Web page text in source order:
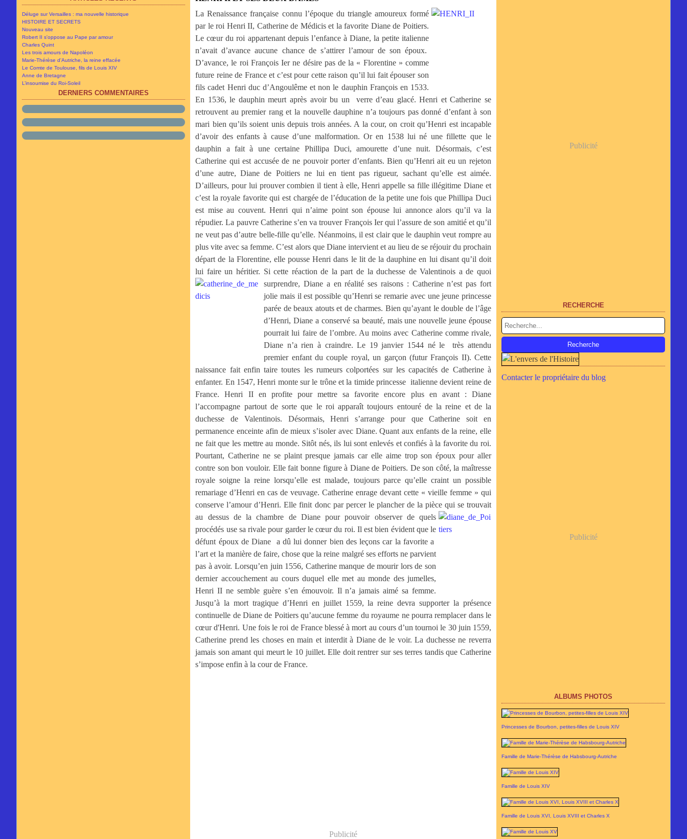
Avril(5)
(11)
Février (5)
Janvier
Novembre(8)
Octobre (13)
Septembre(34)
(13)
Juillet
(19)
Juin (59)
Déluge sur Versailles : ma nouvelle historique
HISTOIRE ET SECRETS
Nouveau site
Robert II s'oppose au Pape par amour
Charles Quint
Les trois amours de Napoléon
Marie-Thérèse d'Autriche, la reine effacée
Le Comte de Toulouse, fils de Louis XIV
Anne de Bretagne
L’insoumise du Roi-Soleil
DERNIERS COMMENTAIRES
La Renaissance française connu l’époque du triangle amoureux formé
par le roi Henri II, Catherine de Médicis et la favorite Diane de Poitiers.
Le cœur du roi appartenant depuis l’enfance à Diane, la petite italienne
n’avait d’avance aucune chance de s’attirer l’amour de son époux.
D’avance, le roi François Ier ne désire pas de la « Florentine » comme
future reine de France et c’est pour cette raison qu’il lui fait épouser son
fils cadet Henri duc d’Angoulême et non le dauphin François en 1533.
En 1536, le dauphin meurt après avoir bu un
verre d’eau glacé. Henri et Catherine se
retrouvent au premier rang et la nouvelle dauphine n’a toujours pas donné d’enfant à son
mari bien qu’ils soient unis depuis trois années. A la cour, on croit qu’Henri est incapable
d’avoir des enfants à cause d’une malformation. Or en 1538 lui né une fillette que le
dauphin a fait à une certaine Phillipa Duci, amourette d’une nuit. Désormais, c’est
Catherine qui est accusée de ne pouvoir porter d’enfants. Bien qu’Henri ait eu un rejeton
d’une autre, Diane de Poitiers ne lui en tient pas rigueur, sachant qu’elle est aimée.
D’ailleurs, pour lui prouver combien il tient à elle, Henri appelle sa fille illégitime Diane et
c’est la royale favorite qui est chargée de l’éducation de la petite une fois que Phillipa Duci
est mise au couvent. Henri qui n’aime point son épouse lui annonce alors qu’il va la
répudier. La pauvre Catherine s’en va trouver François Ier qui l’assure de son amitié et qu’il
ne veut pas d’autre belle-fille qu’elle. Néanmoins, il est clair que le dauphin veut rompre au
plus vite avec sa femme. C’est alors que Diane intervient et au lieu de se réjouir du prochain
départ de la Florentine, elle pousse Henri dans le lit de la dauphine en lui disant qu’il doit
lui faire un héritier. Si cette réaction de la part de la duchesse de Valentinois a de quoi
surprendre, Diane a en réalité ses raisons : Catherine n’est pas fort
jolie mais il est possible qu’Henri se remarie avec une jeune princesse
parée de beaux atouts et de charmes. Bien qu’ayant le double de l’âge
d’Henri, Diane a conservé sa beauté, mais une nouvelle jeune épouse
pourrait lui faire de l’ombre. Au moins avec Catherine comme rivale,
Diane n’a rien à craindre. Le 19 janvier 1544 néle
très attendu
premier enfant du couple royal, un garçon (futur François II). Cette
naissance fait enfin taire toutes les rumeurs colportées sur les capacités de Catherine à
enfanter. En 1547, Henri monte sur le trône et la timide princesse italienne devient reine de
France. Henri II en profite pour mettre sa favorite encore plus en avant : Diane
l’accompagne partout de sorte que le roi apparaît toujours entouré de la reine et de la
duchesse de Valentinois. Désormais, Henri s’arrange pour que Catherine soit en
permanence enceinte afin de mieux s’isoler avec Diane. Quant aux enfants de la reine, elle
ne fait que les mettre au monde. Sitôt nés, ils lui sont enlevés et confiés à la favorite du roi.
Pourtant, Catherine ne se plaint presque jamais car elle aime trop son époux pour aller
contre son bon vouloir. Elle fait bonne figure à Diane de Poitiers. De son côté, la maîtresse
royale soigne la reine lorsqu’elle est malade, toujours parce qu’elle craint un possible
remariage d’Henri en cas de veuvage. Catherine enrage devant cette « vieille femme » qui
conserve l’amour d’Henri. Elle finit donc par percer le plancher de la pièce qui se trouvait
au dessus de lachambre de Diane pour pouvoir observer de quels
procédés use sa rivale pour garder le cœur du roi. Il est bien évident que le
défunt époux de Diane
a dû lui donner bien des leçons car la favorite a
l’art et la manière de faire, chose que la reine malgré ses efforts ne parvient
pas à avoir. Lorsqu’en juin 1556, Catherine manque de mourir lors de son
dernier accouchement au cours duquel elle met au monde des jumelles,
Henri II ne semble guère s’en émouvoir. Il n’a jamais aimé sa femme.
Jusqu’à la mort tragique d’Henri en juillet 1559, la reine devra supporter la présence
continuelle de Diane de Poitiers qu’aucune femme du royaume ne pourra remplacer dans le
cœur d'Henri. Une fois le roi de France blessé à mort au cours d’un tournoi le 30 juin 1559,
Catherine prend les choses en main et interdit à Diane de le voir. La duchesse ne reverra
jamais son amant qui meurt le 10 juillet. Elle doit rentrer sur ses terres tandis que Catherine
s’impose enfin à la cour de France.
Publicité
Publicité
RECHERCHE
Contacter le propriétaire du blog
Publicité
ALBUMS PHOTOS
Princesses de Bourbon, petites-filles de Louis XIV
Famille de Marie-Thérèse de Habsbourg-Autriche
Famille de Louis XIV
Famille de Louis XVI, Louis XVIII et Charles X